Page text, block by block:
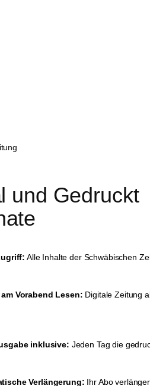
und Gedruckt
Alle Inhalte der Schwäbischen
Vorabend Lesen: Digitale Zeitung
inklusive: Jeden Tag die
Verlängerung: Ihr Abo